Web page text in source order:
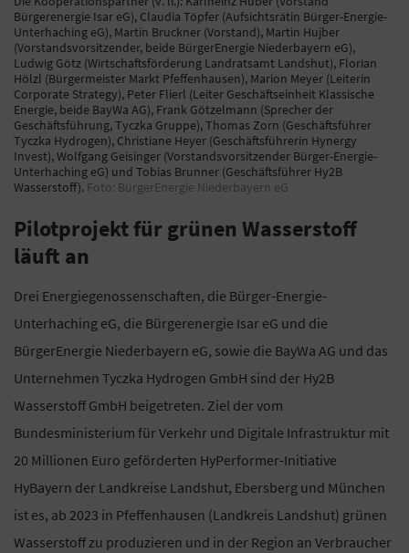
Bürgerenergie Isar eG), Claudia Töpfer (Aufsichtsrätin Bürger-Energie-
Unterhaching eG), Martin Bruckner (Vorstand), Martin Hujber
(Vorstandsvorsitzender, beide BürgerEnergie Niederbayern eG),
Ludwig Götz (Wirtschaftsförderung Landratsamt Landshut), Florian
Hölzl (Bürgermeister Markt Pfeffenhausen), Marion Meyer (Leiterin
Corporate Strategy), Peter Flierl (Leiter Geschäftseinheit Klassische
Energie, beide BayWa AG), Frank Götzelmann (Sprecher der
Geschäftsführung, Tyczka Gruppe), Thomas Zorn (Geschäftsführer
Tyczka Hydrogen), Christiane Heyer (Geschäftsführerin Hynergy
Invest), Wolfgang Geisinger (Vorstandsvorsitzender Bürger-Energie-
Unterhaching eG) und Tobias Brunner (Geschäftsführer Hy2B
Wasserstoff). Foto: BürgerEnergie Niederbayern eG
Pilotprojekt für grünen Wasserstoff
läuft an
Drei Energiegenossenschaften, die Bürger-Energie-
Unterhaching eG, die Bürgerenergie Isar eG und die
BürgerEnergie Niederbayern eG, sowie die BayWa AG und das
Unternehmen Tyczka Hydrogen GmbH sind der Hy2B
Wasserstoff GmbH beigetreten. Ziel der vom
Bundesministerium für Verkehr und Digitale Infrastruktur mit
20 Millionen Euro geförderten HyPerformer-Initiative
HyBayern der Landkreise Landshut, Ebersberg und München
ist es, ab 2023 in Pfeffenhausen (Landkreis Landshut) grünen
Wasserstoff zu produzieren und in der Region an Verbraucher